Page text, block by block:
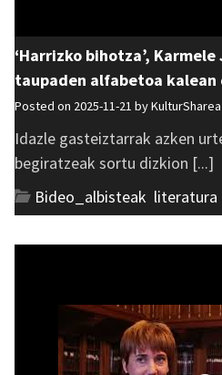
‘Harrizko bihotza’,
taupaden alfabetoa kalean
Posted on 2025-11-21 byKulturSharea
Idazle gasteiztarrak azken
begiratzeak sortu dizkion [...]
Bideo_albisteak literatura